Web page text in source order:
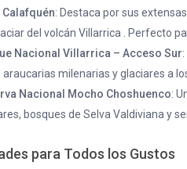
Calafquén: Destaca por sus
del volcán Villarrica . Perfecto
Nacional Villarrica – Acceso Sur
milenarias y glaciares a
Nacional Mocho Choshuenco:
bosques de Selva Valdiviana y
para Todos los Gustos